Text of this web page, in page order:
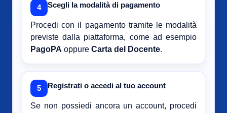
4 Scegli la modalità di pagamento
Procedi con il pagamento tramite le modalità
previste dalla piattaforma, come ad esempio
PagoPA oppure Carta del Docente.
5 Registrati o accedi al tuo account
Se non possiedi ancora un account, procedi